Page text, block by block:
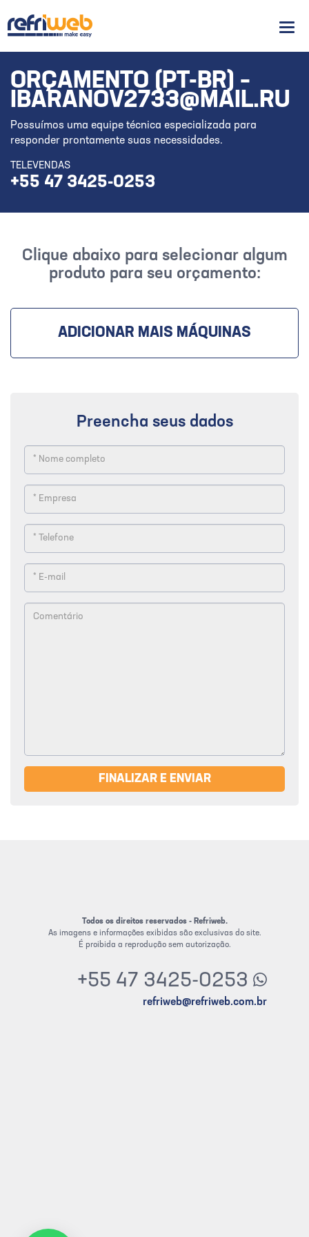
ORÇAMENTO (PT-BR) –
IBARANOV2733@MAIL.RU
Possuímos uma equipe técnica especializada para
responder prontamente suas necessidades.
TELEVENDAS
+55 47 3425-0253
Clique abaixo para selecionar algum
produto para seu orçamento:
ADICIONAR MAIS MÁQUINAS
Preencha seus dados
FINALIZAR E ENVIAR
Todos os direitos reservados - Refriweb.
As imagens e informações exibidas são exclusivas do site.
É proibida a reprodução sem autorização.
+55 47 3425-0253
refriweb@refriweb.com.br